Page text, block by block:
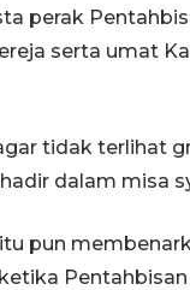
perak
serta umat
tidak terlihat
dalam misa
pun